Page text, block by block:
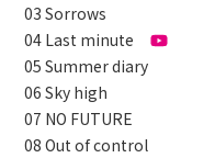
03 Sorrows
04 Last minute
05 Summer diary
06 Sky high
07 NO FUTURE
08 Out of control